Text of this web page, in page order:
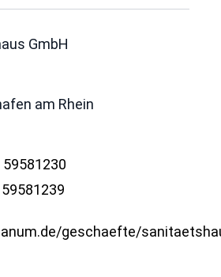
GmbH
am Rhein
59581230
geschaefte/